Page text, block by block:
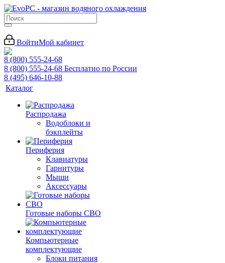
ВойтиМой кабинет
8 (800) 555-24-68
8 (800) 555-24-68 Бесплатно по России
8 (495) 646-10-88
Каталог
Распродажа
Водоблоки и
бэкплейты
Периферия
Клавиатуры
Гарнитуры
Мыши
Аксессуары
Готовые наборы СВО
Компьютерные
комплектующие
Блоки питания